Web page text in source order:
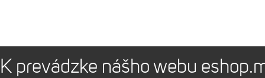
K prevádzke nášho webu